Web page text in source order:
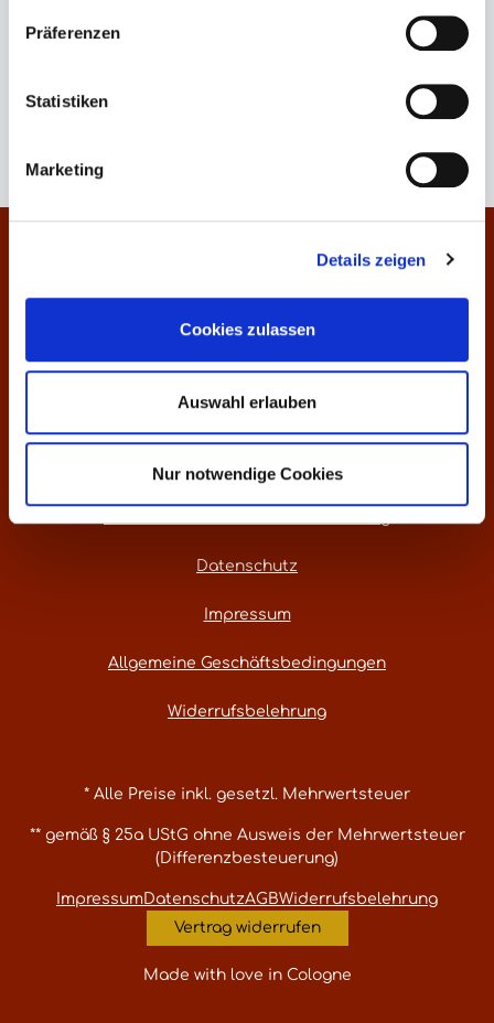
Präferenzen
Statistiken
Marketing
Details zeigen
Cookies zulassen
Auswahl erlauben
Nur notwendige Cookies
Regulärer Preis:
Über uns
Weinankauf
Datenschutz
Impressum
Allgemeine Geschäftsbedingungen
Widerrufsbelehrung
* Alle Preise inkl. gesetzl. Mehrwertsteuer
** gemäß § 25a UStG ohne Ausweis der Mehrwertsteuer
(Differenzbesteuerung)
ImpressumDatenschutzAGBWiderrufsbelehrung
Vertrag widerrufen
Made with love in Cologne